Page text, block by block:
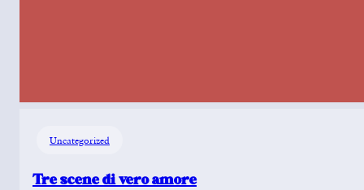
Uncategorized
Tre scene di vero amore